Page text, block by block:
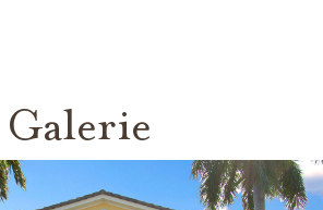
Galerie